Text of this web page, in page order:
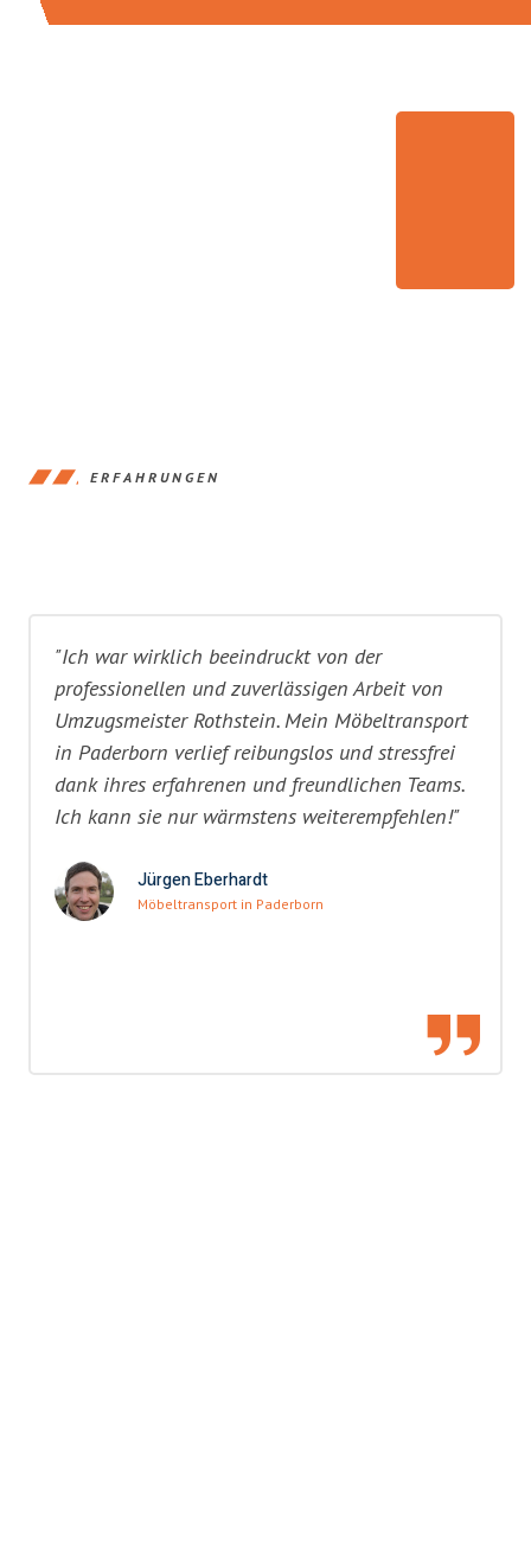
ERFAHRUNGEN
"Ich war wirklich beeindruckt von der
professionellen und zuverlässigen Arbeit von
Umzugsmeister Rothstein. Mein Möbeltransport
in Paderborn verlief reibungslos und stressfrei
dank ihres erfahrenen und freundlichen Teams.
Ich kann sie nur wärmstens weiterempfehlen!"
Jürgen Eberhardt
Möbeltransport in Paderborn